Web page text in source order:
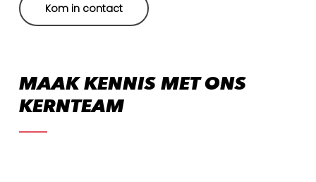
Kom in contact
MAAK KENNIS MET ONS
KERNTEAM